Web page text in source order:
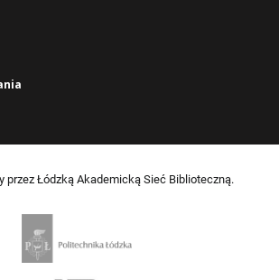
przez Łódzką Akademicką Sieć Biblioteczną.